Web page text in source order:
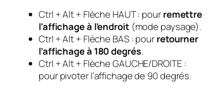
Ctrl + Alt + Flèche HAUT : pourremettre
l’affichage à l’endroit(mode paysage).
Ctrl + Alt + Flèche BAS : pourretourner
l’affichage à 180 degrés.
Ctrl + Alt + Flèche GAUCHE/DROITE :
pour pivoter l’affichage de 90 degrés.